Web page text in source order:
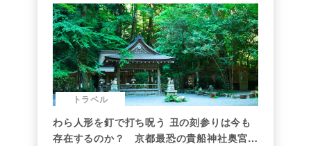
トラベル
わら人形を釘で打ち呪う 丑の刻参りは今も
存在するのか？ 京都最恐の貴船神社奥宮を